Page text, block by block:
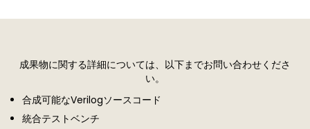
成果物に関する詳細については、以下までお問い合わせくださ
い。
合成可能なVerilogソースコード
統合テストベンチ